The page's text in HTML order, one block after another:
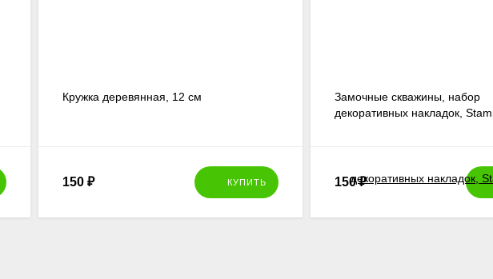
Кружка деревянная, 12 см
150₽ КУПИТЬ
Замочные скважины, набор
декоративных накладок,
150₽